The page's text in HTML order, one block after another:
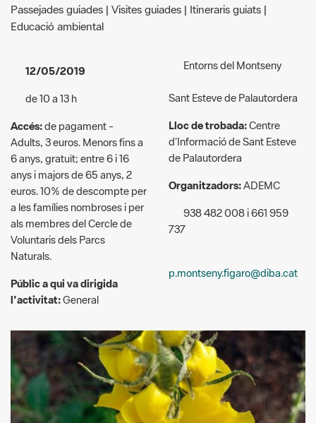
12/05/2019
Accés:de pagament -
Adults, 3 euros. Menors fins a
anys i majors de 65 anys, 2
euros. 10% de descompte per
a les famílies nombroses i per
als membres del Cercle de
Voluntaris dels Parcs
Naturals.
Públic a qui va dirigida
l'activitat:
Entorns del Montseny
Centre
d’Informació de Sant Esteve
Organitzadors: ADEMC
938 482 008 i 661 959
737
p.montseny.figaro@diba.cat